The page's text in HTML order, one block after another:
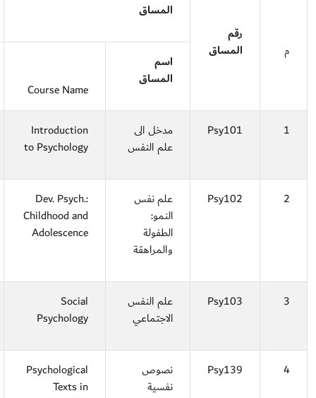
م
رقم
المساق
المساق
اسم
المساق
Course Name
1
Psy101
مدخل الى
علم النفس
Introduction
to Psychology
2
Psy102
علم نفس
النمو:
الطفولة
والمراهقة
Dev. Psych.:
Childhood and
Adolescence
3
Psy103
علم النفس
الاجتماعي
Social
Psychology
4
Psy139
نصوص
نفسية
Psychological
Texts in